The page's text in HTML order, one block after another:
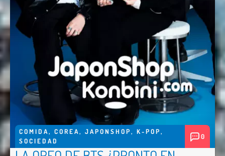
COMIDA, COREA, JAPONSHOP, K-POP,
SOCIEDAD
0